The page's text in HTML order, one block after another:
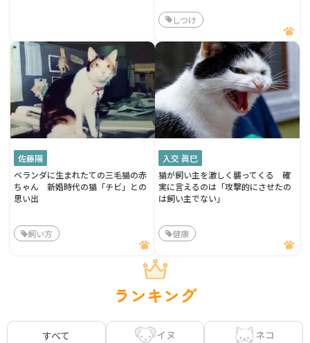
しつけ
佐藤陽
ベランダに生まれたての三毛猫の赤
ちゃん 新婚時代の猫「チビ」との
思い出
飼い方
入交 眞巳
猫が飼い主を激しく襲ってくる 確
実に言えるのは「攻撃的にさせたの
は飼い主でない」
健康
ランキング
すべて イヌ ネコ